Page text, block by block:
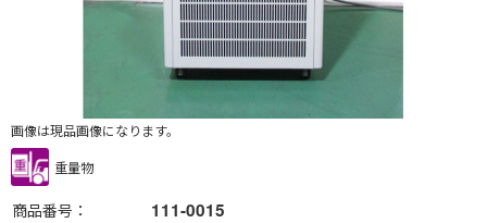
画像は現品画像になります。
重量物
商品番号 111-0015